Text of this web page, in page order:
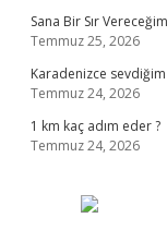
Sana Bir Sır
Temmuz 25, 2026
Karadenizce
Temmuz 24, 2026
1 km kaç adım eder ?
Temmuz 24, 2026